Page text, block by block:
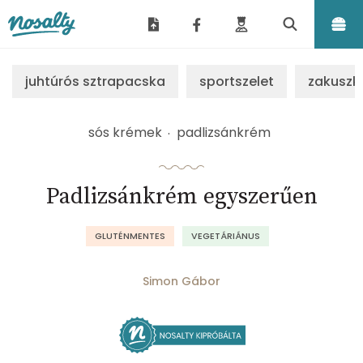
juhtúrós sztrapacska sportszelet
sós krémek padlizsánkrém
Padlizsánkrém egyszerűen
GLUTÉNMENTES VEGETÁRIÁNUS
Simon Gábor